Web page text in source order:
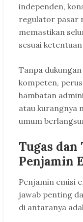
independen,
regulator pasar
memastikan
sesuai
Tanpa
kompeten,
hambatan
atau kurangnya
umum
Tugas dan
Penjamin
Penjamin emisi
jawab penting
di antaranya